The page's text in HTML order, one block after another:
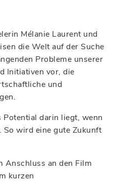
Mélanie Laurent und
die Welt auf der Suche
Probleme unserer
Initiativen vor, die
und
darin liegt, wenn
So wird eine gute Zukunft
Anschluss an den Film
kurzen